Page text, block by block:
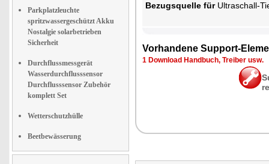
Parkplatzleuchte
spritzwassergeschützt Akku
Nostalgie solarbetrieben
Sicherheit
Durchflussmessgerät
Wasserdurchflusssensor
Durchflusssensor Zubehör
komplett Set
Wetterschutzhülle
Beetbewässerung
Be­zugs­quel­le fürUl­tra­schall-Tier­schreck
Vor­han­de­ne Sup­port-
1 Down­load Hand­buch, Trei­ber usw.